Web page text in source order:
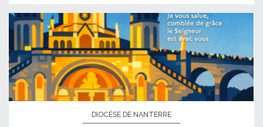
DIOCÈSE DE NANTERRE